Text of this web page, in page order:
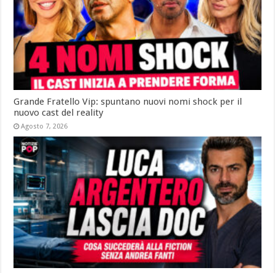
Grande Fratello Vip: spuntano nuovi nomi shock per il
nuovo cast del reality
Agosto 7, 2026